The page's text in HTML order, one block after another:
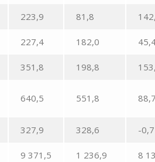
223,9 81,8
227,4 182,0
351,8 198,8
640,5 551,8
327,9 328,6 -0,7
9 371,5 1 236,9 8